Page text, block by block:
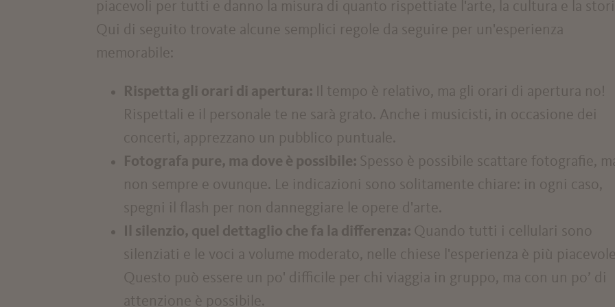
piacevoli per tutti e danno la misura di quanto rispettiate l'arte, la cultura e la
Qui di seguito trovate alcune semplici regole da seguire per un'esperienza
memorabile:
Rispetta gli orari di apertura:
Il tempo è relativo, ma gli orari di apertura no!
Rispettali e il personale te ne sarà grato. Anche i musicisti, in occasione dei
concerti, apprezzano un pubblico puntuale.
Fotografa pure, ma dove è possibile: Spesso è possibile scattare fotografie,
non sempre e ovunque. Le indicazioni sono solitamente chiare: in ogni caso,
spegni il flash per non danneggiare le opere d'arte.
Il silenzio, quel dettaglio che fa la differenza: Quando tutti i cellulari sono
silenziati e le voci a volume moderato, nelle chiese l'esperienza è più
Questo può essere un po' difficile per chi viaggia in gruppo, ma con un po’ di
attenzione è possibile.